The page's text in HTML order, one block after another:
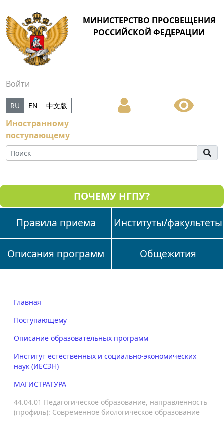
МИНИСТЕРСТВО ПРОСВЕЩЕНИЯ
РОССИЙСКОЙ ФЕДЕРАЦИИ
Войти
Иностранному
поступающему
RU EN 中文版
ПОЧЕМУ НГПУ?
Правила приема
Институты/факультеты
Описания программ Общежития
Главная
Поступающему
Описание образовательных программ
Институт естественных и социально-экономических
наук (ИЕСЭН)
МАГИСТРАТУРА
44.04.01 Педагогическое образование, направленность
(профиль): Современное биологическое образование